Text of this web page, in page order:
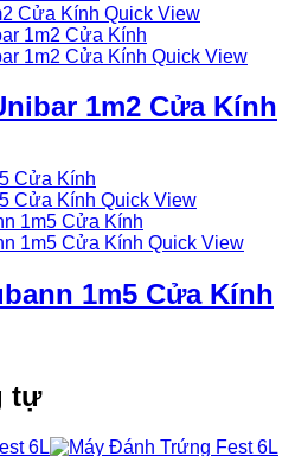
Quick View
Quick View
1m2 Cửa Kính
Quick View
Quick View
1m5 Cửa Kính
tự